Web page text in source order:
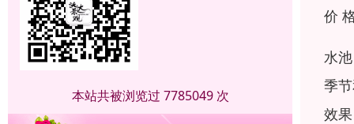
本站共被浏览过 7785049 次
价
水
季
效